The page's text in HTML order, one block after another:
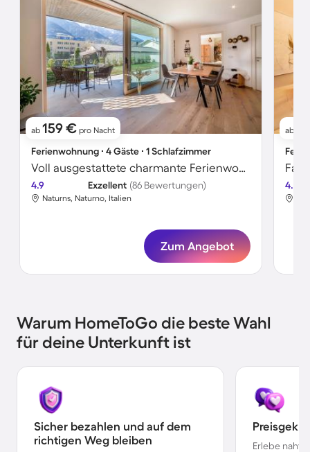
ab 159 € pro Nacht
Ferienwohnung ∙ 4 Gäste ∙ 1 Schlafzimmer
Voll ausgestattete charmante Ferienwohnung mit Garten, Terrasse und Grill | Haustiere sind willkommen
4.9 Exzellent (86 Bewertungen)
Naturns, Naturno, Italien
Zum Angebot
ab
4.7
Warum HomeToGo die beste Wahl
für deine Unterkunft ist
Sicher bezahlen und auf dem
richtigen Weg bleiben
Erlebe